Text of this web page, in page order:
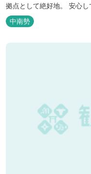
拠点として絶好地。 安心
スも行き届いています。一
中南勢